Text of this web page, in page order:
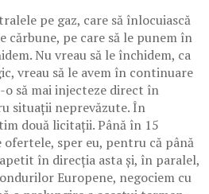
pe gaz, care să înlocuiască
pe care să le punem în
Nu vreau să le închidem, ca
vreau să le avem în continuare
să mai injecteze direct în
situaţii neprevăzute. În
două licitaţii. Până în 15
sper eu, pentru că până
în direcţia asta şi, în paralel,
Europene, negociem cu